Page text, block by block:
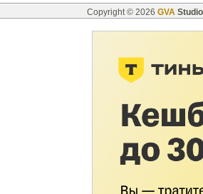
Copyright © 2026 GVA Studio